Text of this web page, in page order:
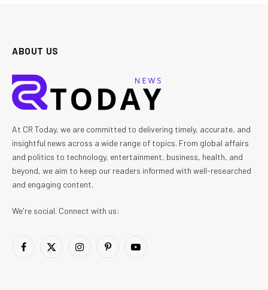
ABOUT US
At CR Today, we are committed to delivering timely, accurate, and
insightful news across a wide range of topics. From global affairs
and politics to technology, entertainment, business, health, and
beyond, we aim to keep our readers informed with well-researched
and engaging content.
We're social. Connect with us:
Facebook
X
InstagramPinterestYouTube